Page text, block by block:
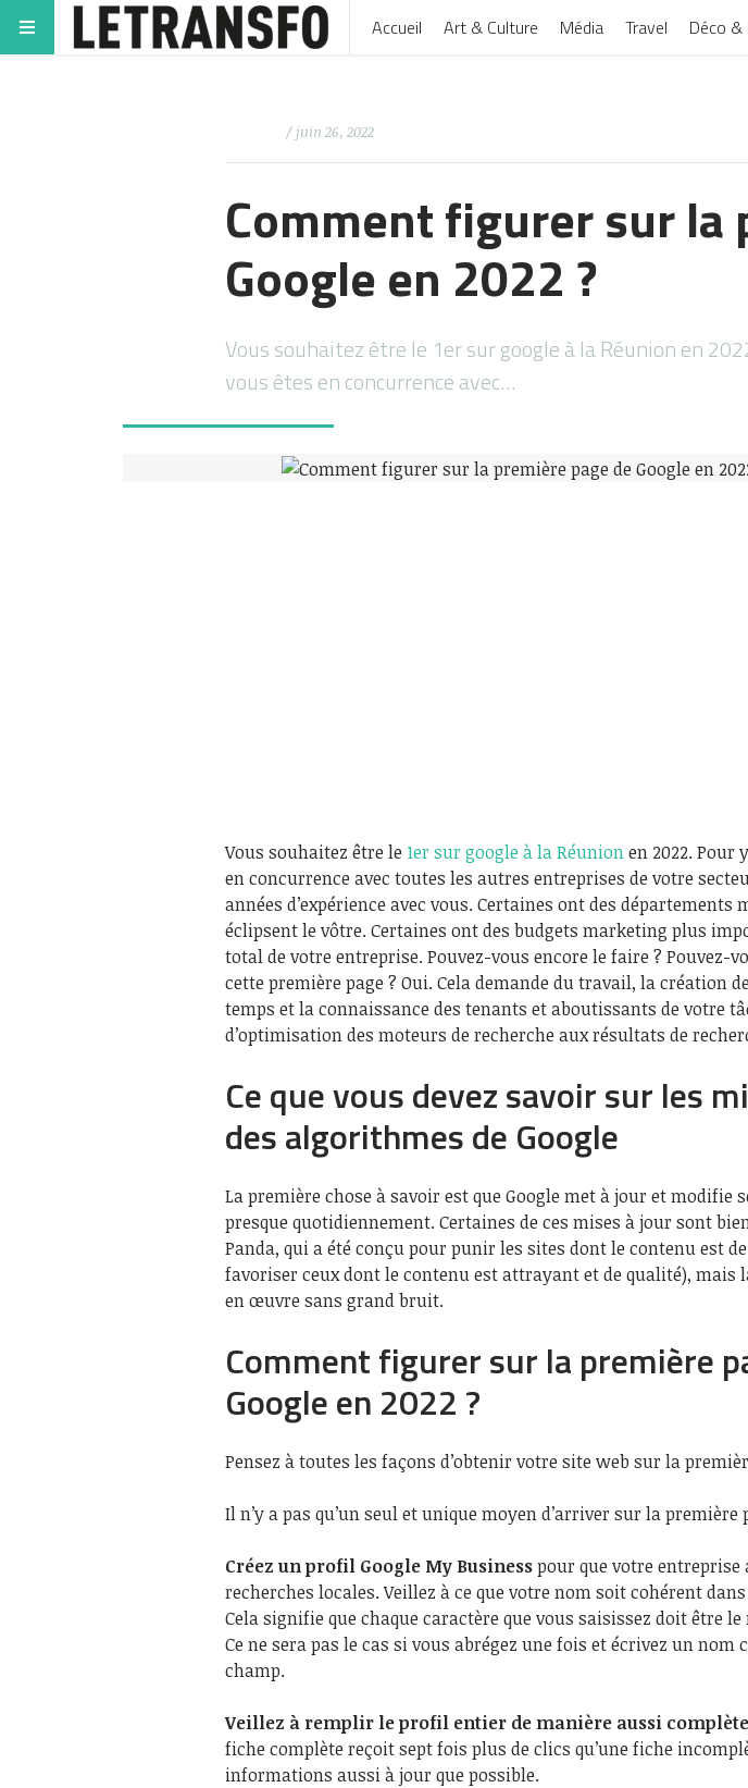
Accueil Art & Culture Média Travel Déco &
/ juin 26, 2022
Comment figurer sur la
Google en 2022 ?
Vous souhaitez être le 1er sur google à la Réunion en
vous êtes en concurrence avec…
Vous souhaitez être le 1er sur google à la Réunionen 2022. Pour
en concurrence avec toutes les autres entreprises de votre
années d’expérience avec vous. Certaines ont des départements
éclipsent le vôtre. Certaines ont des budgets marketing plus
total de votre entreprise. Pouvez-vous encore le faire ? Pouvez-
cette première page ? Oui. Cela demande du travail, la création
temps et la connaissance des tenants et aboutissants de votre
d’optimisation des moteurs de recherche aux résultats de
Ce que vous devez savoir sur les
des algorithmes de Google
La première chose à savoir est que Google met à jour et modifie
presque quotidiennement. Certaines de ces mises à jour sont
Panda, qui a été conçu pour punir les sites dont le contenu est
favoriser ceux dont le contenu est attrayant et de qualité), mais
en œuvre sans grand bruit.
Comment figurer sur la première
Google en 2022 ?
Pensez à toutes les façons d’obtenir votre site web sur la
Il n’y a pas qu’un seul et unique moyen d’arriver sur la première
Créez un profil Google My Businesspour que votre entreprise
recherches locales. Veillez à ce que votre nom soit cohérent
Cela signifie que chaque caractère que vous saisissez doit être
Ce ne sera pas le cas si vous abrégez une fois et écrivez un nom
champ.
Veillez à remplir le profil entier de manière aussi
fiche complète reçoit sept fois plus de clics qu’une fiche
informations aussi à jour que possible.